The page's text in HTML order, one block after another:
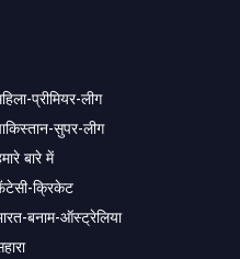
प्रीमियर-लीग
सुपर-लीग
बारे में
क्रिकेट
बनाम-ऑस्ट्रेलिया